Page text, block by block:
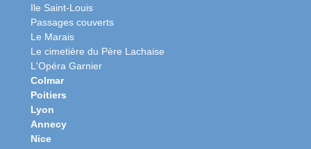
Ile Saint-Louis
Passages couverts
Le Marais
Le cimetière du Père Lachaise
L'Opéra Garnier
Colmar
Poitiers
Lyon
Annecy
Nice